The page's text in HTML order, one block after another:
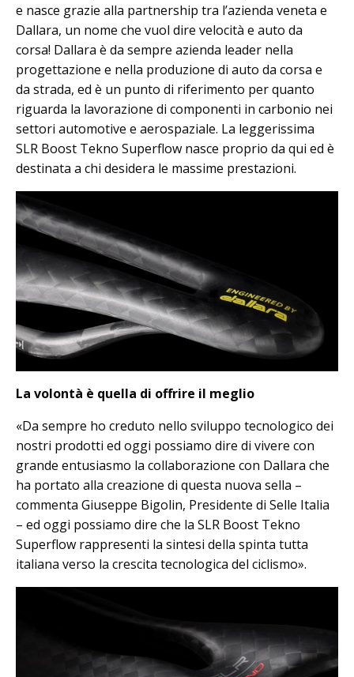
e nasce grazie alla partnership tra l’azienda veneta e
Dallara, un nome che vuol dire velocità e auto da
corsa! Dallara è da sempre azienda leader nella
progettazione e nella produzione di auto da corsa e
da strada, ed è un punto di riferimento per quanto
riguarda la lavorazione di componenti in carbonio nei
settori automotive e aerospaziale. La leggerissima
SLR Boost Tekno Superflow nasce proprio da qui ed è
destinata a chi desidera le massime prestazioni.
La volontà è quella di offrire il meglio
«Da sempre ho creduto nello sviluppo tecnologico dei
nostri prodotti ed oggi possiamo dire di vivere con
grande entusiasmo la collaborazione con Dallara che
ha portato alla creazione di questa nuova sella –
commenta Giuseppe Bigolin, Presidente di Selle Italia
– ed oggi possiamo dire che la SLR Boost Tekno
Superflow rappresenti la sintesi della spinta tutta
italiana verso la crescita tecnologica del ciclismo».